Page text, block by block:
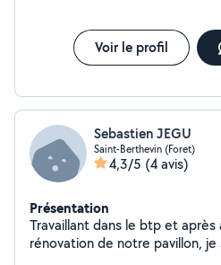
Voir le profil
Sebastien JEGU
Saint-Berthevin (Foret)
4,3/5 (4 avis)
Présentation
Travaillant dans le btp et après
rénovation de notre pavillon,